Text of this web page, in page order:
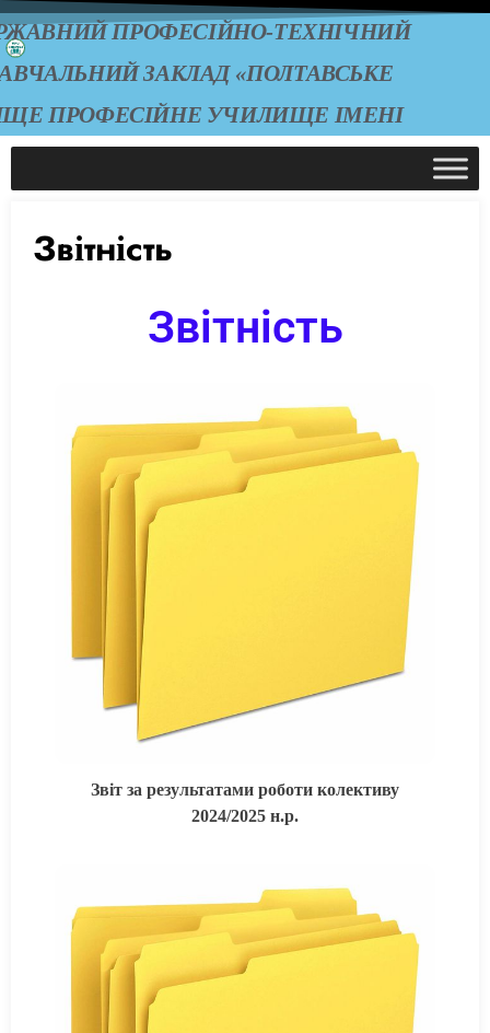
ПРОФЕСІЙНО-ТЕХНІЧНИЙ
ЗАКЛАД «ПОЛТАВСЬКЕ
ПРОФЕСІЙНЕ УЧИЛИЩЕ ІМЕНІ
Звітність
Звітність
Звіт за результатами роботи колективу
2024/2025 н.р.